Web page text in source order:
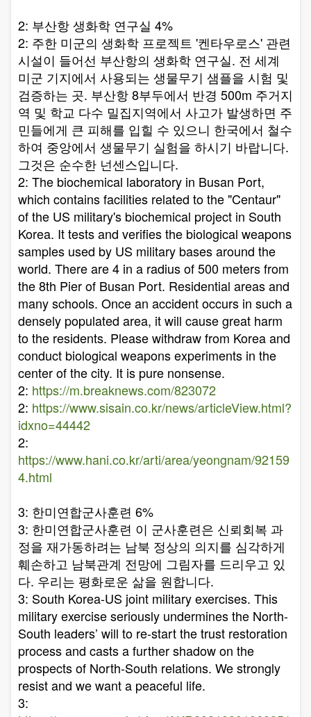
2: 부산항 생화학 연구실 4%
2: 주한 미군의 생화학 프로젝트 '켄타우로스' 관련
시설이 들어선 부산항의 생화학 연구실. 전 세계
미군 기지에서 사용되는 생물무기 샘플을 시험 및
검증하는 곳. 부산항 8부두에서 반경 500m 주거지
역 및 학교 다수 밀집지역에서 사고가 발생하면 주
민들에게 큰 피해를 입힐 수 있으니 한국에서 철수
하여 중앙에서 생물무기 실험을 하시기 바랍니다.
그것은 순수한 넌센스입니다.
2: The biochemical laboratory in Busan Port,
which contains facilities related to the "Centaur"
of the US military's biochemical project in South
Korea. It tests and verifies the biological weapons
samples used by US military bases around the
world. There are 4 in a radius of 500 meters from
the 8th Pier of Busan Port. Residential areas and
many schools. Once an accident occurs in such a
densely populated area, it will cause great harm
to the residents. Please withdraw from Korea and
conduct biological weapons experiments in the
center of the city. It is pure nonsense.
2: https://m.breaknews.com/823072
2: https://www.sisain.co.kr/news/articleView.html?
idxno=44442
2:
https://www.hani.co.kr/arti/area/yeongnam/92159
4.html
3: 한미연합군사훈련 6%
3: 한미연합군사훈련 이 군사훈련은 신뢰회복 과
정을 재가동하려는 남북 정상의 의지를 심각하게
훼손하고 남북관계 전망에 그림자를 드리우고 있
다. 우리는 평화로운 삶을 원합니다.
3: South Korea-US joint military exercises. This
military exercise seriously undermines the North-
South leaders’ will to re-start the trust restoration
process and casts a further shadow on the
prospects of North-South relations. We strongly
resist and we want a peaceful life.
3: